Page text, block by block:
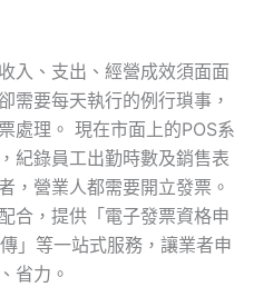
入、支出、經營成效須面面
需要每天執行的例行瑣事，
處理。 現在市面上的POS系
紀錄員工出勤時數及銷售表
，營業人都需要開立發票。
合，提供「電子發票資格申
」等一站式服務，讓業者申
省力。